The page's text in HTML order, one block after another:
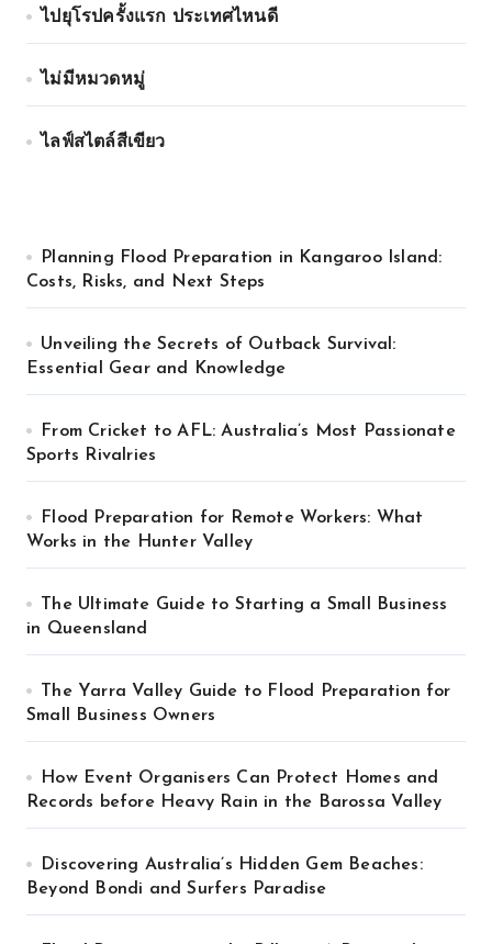
ไปยุโรปครั้งแรก ประเทศไหนดี
ไม่มีหมวดหมู่
ไลฟ์สไตล์สีเขียว
Planning Flood Preparation in Kangaroo Island:
Costs, Risks, and Next Steps
Unveiling the Secrets of Outback Survival:
Essential Gear and Knowledge
From Cricket to AFL: Australia’s Most Passionate
Sports Rivalries
Flood Preparation for Remote Workers: What
Works in the Hunter Valley
The Ultimate Guide to Starting a Small Business
in Queensland
The Yarra Valley Guide to Flood Preparation for
Small Business Owners
How Event Organisers Can Protect Homes and
Records before Heavy Rain in the Barossa Valley
Discovering Australia’s Hidden Gem Beaches:
Beyond Bondi and Surfers Paradise